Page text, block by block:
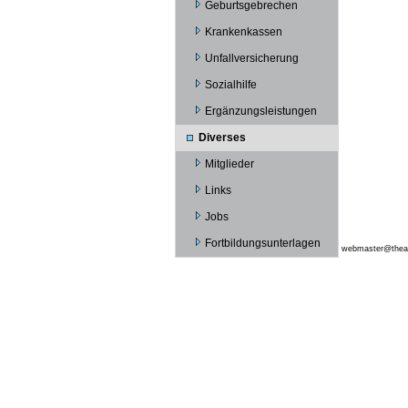
Geburtsgebrechen
Krankenkassen
Unfallversicherung
Sozialhilfe
Ergänzungsleistungen
Diverses
Mitglieder
Links
Jobs
Fortbildungsunterlagen